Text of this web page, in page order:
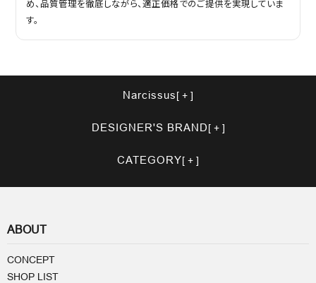
め、品質管理を徹底しながら、適正価格でのご提供を実現していま
す。
Narcissus
DESIGNER'S BRAND
CATEGORY
ABOUT
CONCEPT
SHOP LIST